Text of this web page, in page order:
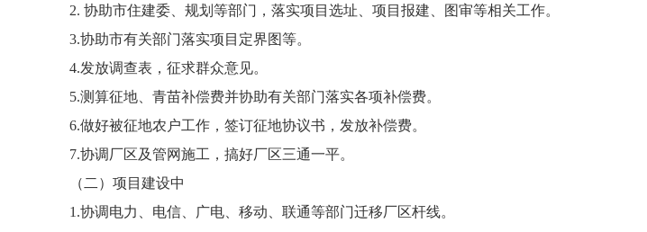
2. 协助市住建委、规划等部门，落实项目选址、项目报建、图审等相关工作。
3.协助市有关部门落实项目定界图等。
4.发放调查表，征求群众意见。
5.测算征地、青苗补偿费并协助有关部门落实各项补偿费。
6.做好被征地农户工作，签订征地协议书，发放补偿费。
7.协调厂区及管网施工，搞好厂区三通一平。
（二）项目建设中
1.协调电力、电信、广电、移动、联通等部门迁移厂区杆线。